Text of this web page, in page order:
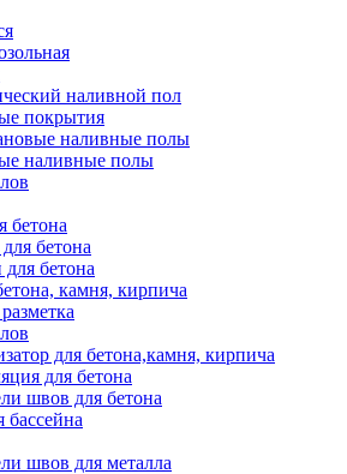
наливной пол
покрытия
наливные полы
наливные полы
бетона
бетона
бетона
камня, кирпича
для бетона,камня, кирпича
для бетона
швов для бетона
бассейна
швов для металла